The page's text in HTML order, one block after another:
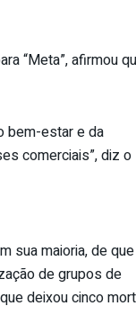
“Meta”, afirmou
bem-estar e da
comerciais”, diz o
sua maioria, de
de grupos de
deixou cinco